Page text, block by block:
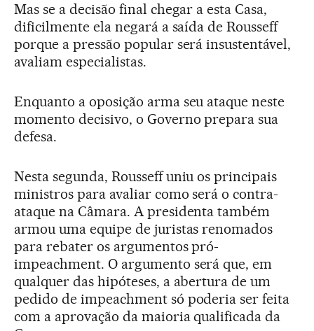
Mas se a decisão final chegar a esta Casa,
dificilmente ela negará a saída de Rousseff
porque a pressão popular será insustentável,
avaliam especialistas.
Enquanto a oposição arma seu ataque neste
momento decisivo, o Governo prepara sua
defesa.
Nesta segunda, Rousseff uniu os principais
ministros para avaliar como será o contra-
ataque na Câmara. A presidenta também
armou uma equipe de juristas renomados
para rebater os argumentos pró-
impeachment. O argumento será que, em
qualquer das hipóteses, a abertura de um
pedido de impeachment só poderia ser feita
com a aprovação da maioria qualificada da